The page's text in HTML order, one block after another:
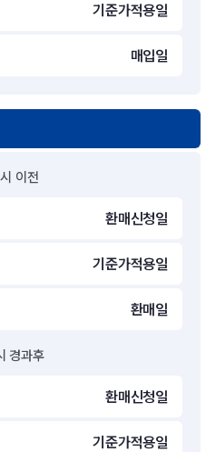
기준가적용일
매입일
이전
환매신청일
기준가적용일
환매일
경과후
환매신청일
기준가적용일